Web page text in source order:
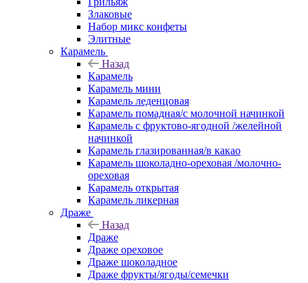
Злаковые
Набор микс конфеты
Элитные
Карамель
Назад
Карамель
Карамель мини
Карамель леденцовая
Карамель помадная/с молочной начинкой
Карамель с фруктово-ягодной /желейной
начинкой
Карамель глазированная/в какао
Карамель шоколадно-ореховая /молочно-
ореховая
Карамель открытая
Карамель ликерная
Драже
Назад
Драже
Драже ореховое
Драже шоколадное
Драже фрукты/ягоды/семечки